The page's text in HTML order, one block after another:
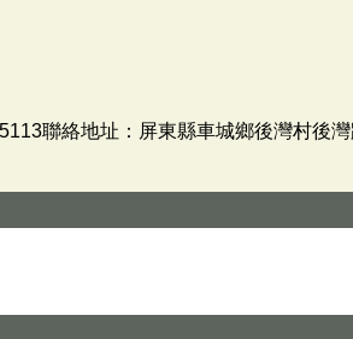
聯絡地址：屏東縣車城鄉後灣村後